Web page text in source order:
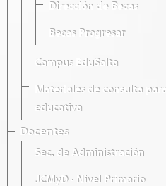
Dirección de Becas
Becas Progresar
Campus EduSalta
Materiales de consulta
educativa
Docentes
Sec. de Administración
JCMyD · Nivel Primario